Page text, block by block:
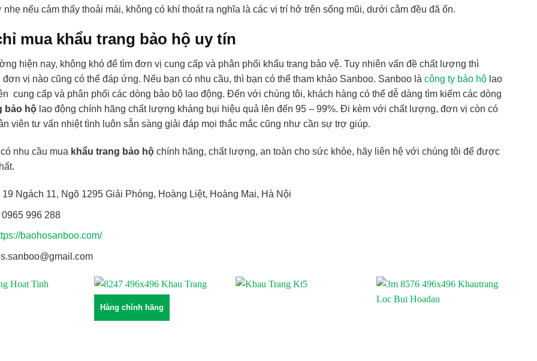
nhẹ nếu cảm thấy thoải mái, không có khí thoát ra nghĩa là các vị trí hở trên sống mũi, dưới cằm đều đã ổn.
mua khẩu trang bảo hộ uy tín
hiện nay, không khó để tìm đơn vị cung cấp và phân phối khẩu trang bảo vệ. Tuy nhiên vấn đề chất lượng thì
đơn vị nào cũng có thể đáp ứng. Nếu bạn có nhu cầu, thì bạn có thể tham khảo Sanboo. Sanboo là công ty bảo hộlao
cung cấp và phân phối các dòng bảo bộ lao động. Đến với chúng tôi, khách hàng có thể dễ dàng tìm kiếm các dòng
bảo hộlao động chính hãng chất lượng kháng bụi hiệu quả lên đến 95 – 99%. Đi kèm với chất lượng, đơn vị còn có
viên tư vấn nhiệt tình luôn sẵn sàng giải đáp mọi thắc mắc cũng như cần sự trợ giúp.
nhu cầu mua khẩu trang bảo hộchính hãng, chất lượng, an toàn cho sức khỏe, hãy liên hệ với chúng tôi để được
Ngách 11, Ngõ 1295 Giải Phóng, Hoàng Liệt, Hoàng Mai, Hà Nội
996 288
baohosanboo.com/
Hàng chính hãng